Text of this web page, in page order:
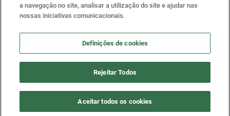
Clique para mais informações
ERS nas redes sociais
2020 . ERS - Entidade Reguladora da Saúde, todos os
direitos reservados.
a navegação no site, analisar a utilização do site e ajudar nas
nossas iniciativas comunicacionais.
Definições de cookies
Rejeitar Todos
Aceitar todos os cookies